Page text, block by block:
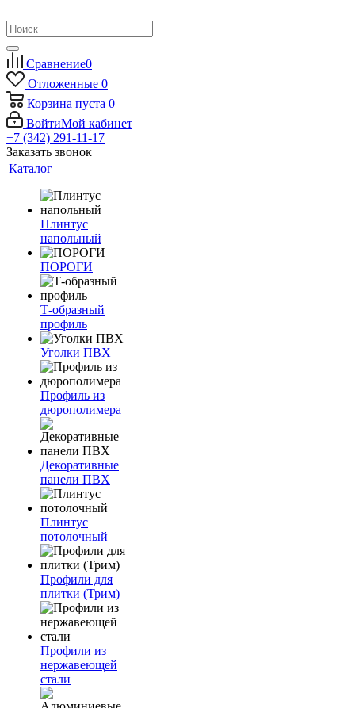
Сравнение0
Отложенные 0
Корзина пуста 0
ВойтиМой кабинет
+7 (342) 291-11-17
Заказать звонок
Каталог
Плинтус
напольный
ПОРОГИ
Т-образный
профиль
Уголки ПВХ
Профиль из
дюрополимера
Декоративные
панели ПВХ
Плинтус
потолочный
Профили для
плитки (Трим)
Профили из
нержавеющей
стали